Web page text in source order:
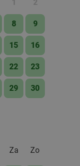
1 2
8 9
15 16
22 23
29 30
Za Zo